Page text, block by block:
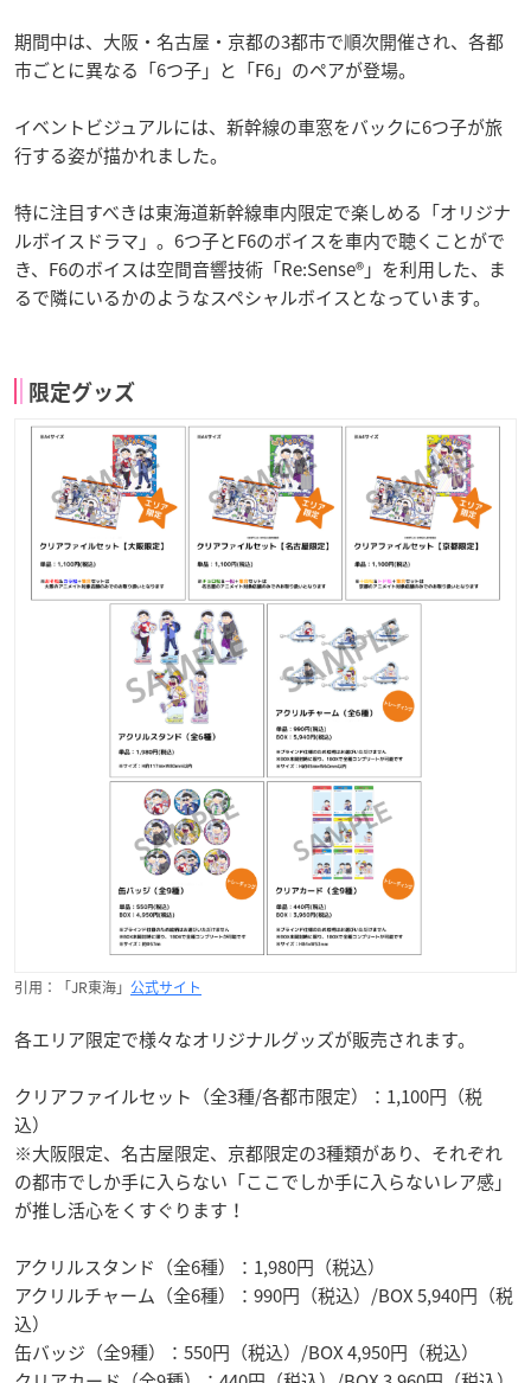
期間中は、大阪・名古屋・京都の3都市で順次開催され、各都
市ごとに異なる「6つ子」と「F6」のペアが登場。
イベントビジュアルには、新幹線の車窓をバックに6つ子が旅
行する姿が描かれました。
特に注目すべきは東海道新幹線車内限定で楽しめる「オリジナ
ルボイスドラマ」。6つ子とF6のボイスを車内で聴くことがで
き、F6のボイスは空間音響技術「Re:Sense®」を利用した、ま
るで隣にいるかのようなスペシャルボイスとなっています。
限定グッズ
引用：「JR東海」 公式サイト
各エリア限定で様々なオリジナルグッズが販売されます。
クリアファイルセット（全3種/各都市限定）：1,100円（税
込）
※大阪限定、名古屋限定、京都限定の3種類があり、それぞれ
の都市でしか手に入らない「ここでしか手に入らないレア感」
が推し活心をくすぐります！
アクリルスタンド（全6種）：1,980円（税込）
アクリルチャーム（全6種）：990円（税込）/BOX 5,940円（税
込）
缶バッジ（全9種）：550円（税込）/BOX 4,950円（税込）